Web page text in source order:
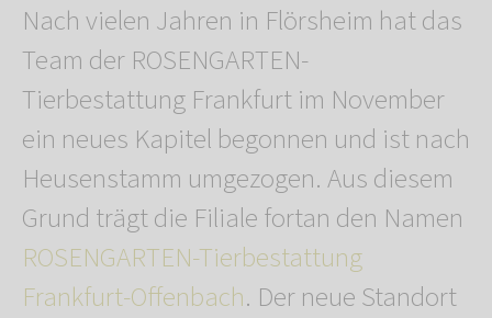
Nach vielen Jahren in Flörsheim hat das
Team der ROSENGARTEN-
Tierbestattung Frankfurt im November
ein neues Kapitel begonnen und ist nach
Heusenstamm umgezogen. Aus diesem
Grund trägt die Filiale fortan den Namen
ROSENGARTEN-Tierbestattung
Frankfurt-Offenbach. Der neue Standort